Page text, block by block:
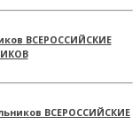
ВСЕРОССИЙСКИЕ
ВСЕРОССИЙСКИЕ